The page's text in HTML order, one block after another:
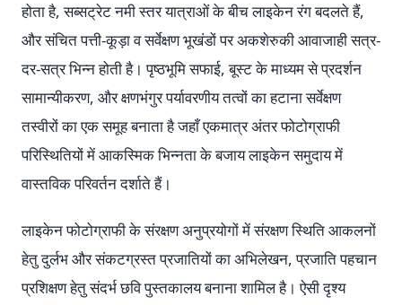
होता है, सब्सट्रेट नमी स्तर यात्राओं के बीच लाइकेन रंग बदलते हैं,
और संचित पत्ती-कूड़ा व सर्वेक्षण भूखंडों पर अकशेरुकी आवाजाही सत्र-
दर-सत्र भिन्न होती है। पृष्ठभूमि सफाई, बूस्ट के माध्यम से प्रदर्शन
सामान्यीकरण, और क्षणभंगुर पर्यावरणीय तत्वों का हटाना सर्वेक्षण
तस्वीरों का एक समूह बनाता है जहाँ एकमात्र अंतर फोटोग्राफी
परिस्थितियों में आकस्मिक भिन्नता के बजाय लाइकेन समुदाय में
वास्तविक परिवर्तन दर्शाते हैं।
लाइकेन फोटोग्राफी के संरक्षण अनुप्रयोगों में संरक्षण स्थिति आकलनों
हेतु दुर्लभ और संकटग्रस्त प्रजातियों का अभिलेखन, प्रजाति पहचान
प्रशिक्षण हेतु संदर्भ छवि पुस्तकालय बनाना शामिल है। ऐसी दृश्य